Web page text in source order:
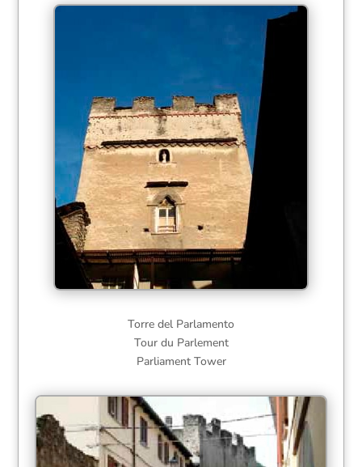
Torre del Parlamento
Tour du Parlement
Parliament Tower